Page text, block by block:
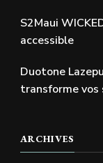
S2Maui
accessible
Duotone
transforme vos
ARCHIVES